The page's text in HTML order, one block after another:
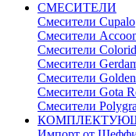
СМЕСИТЕЛИ
Cмесители Cupalo
Смесители
Смесители Colorid
Смесители
Смесители
Смесители Gota
Смесители